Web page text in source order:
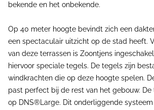
bekende en het onbekende.
Op 40 meter hoogte bevindt zich een
een spectaculair uitzicht op de stad heeft.
van deze terrassen is Zoontjens
hiervoor speciale tegels. De tegels zijn
windkrachten die op deze hoogte spelen.
past perfect bij de rest van het gebouw.
op DNS®Large. Dit onderliggende